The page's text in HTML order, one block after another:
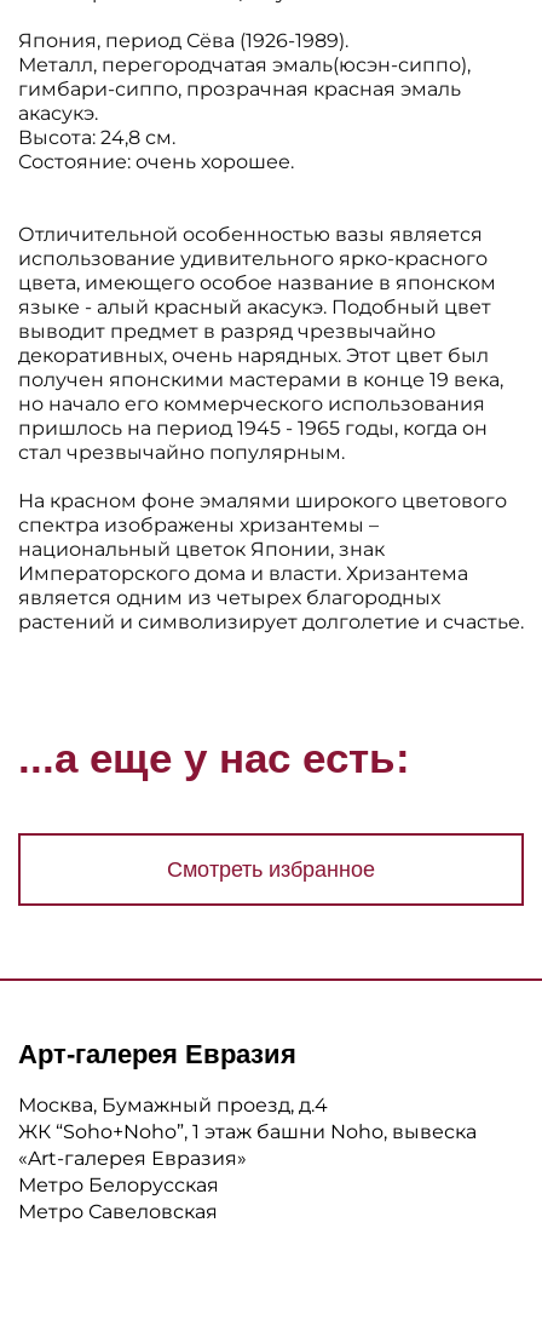
Япония, период Сëва (1926-1989).
Металл, перегородчатая эмаль(юсэн-сиппо),
гимбари-сиппо, прозрачная красная эмаль
акасукэ.
Высота: 24,8 см.
Состояние: очень хорошее.
Отличительной особенностью вазы является
использование удивительного ярко-красного
цвета, имеющего особое название в японском
языке - алый красный акасукэ. Подобный цвет
выводит предмет в разряд чрезвычайно
декоративных, очень нарядных. Этот цвет был
получен японскими мастерами в конце 19 века,
но начало его коммерческого использования
пришлось на период 1945 - 1965 годы, когда он
стал чрезвычайно популярным.
На красном фоне эмалями широкого цветового
спектра изображены хризантемы –
национальный цветок Японии, знак
Императорского дома и власти. Хризантема
является одним из четырех благородных
растений и символизирует долголетие и счастье.
...а еще у нас есть:
Смотреть избранное
Арт-галерея Евразия
Москва, Бумажный проезд, д.4
ЖК “Soho+Noho”, 1 этаж башни Noho, вывеска
«Art-галерея Евразия»
Метро Белорусская
Метро Савеловская